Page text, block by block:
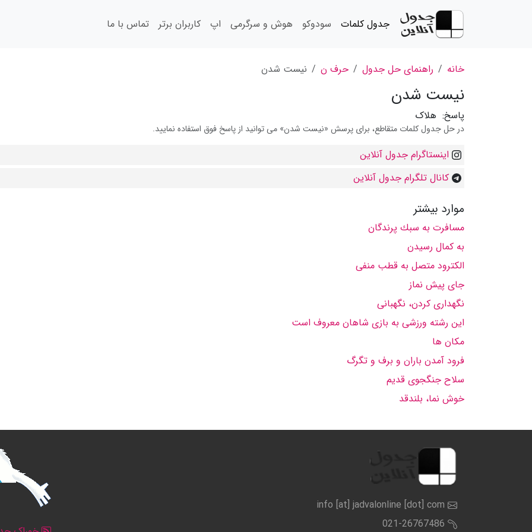
جدول کلمات سودوکو هوش و سرگرمی اپ کاربران برتر تماس با ما
خانه راهنمای حل جدول حرف ن نیست شدن
نیست شدن
پاسخ: هلاک
در حل جدول کلمات متقاطع، برای پرسش «نیست شدن» می توانید از پاسخ فوق استفاده نمایید.
اینستاگرام جدول آنلاین
کانال تلگرام جدول آنلاین
موارد بیشتر
مسافرت به سبك پرندگان
به كمال رسیدن
الكترود متصل به قطب منفی
جای پیش نماز
نگهداری كردن، نگهبانی
این رشته ورزشی به بازی شاهان معروف است
مكان ها
فرود آمدن باران و برف و تگرگ
سلاح جنگجوی قدیم
خوش نما، بلندقد
info [at] jadvalonline [dot] com
021-26767486